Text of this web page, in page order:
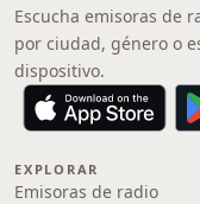
Escucha emisoras de
por ciudad, género o
dispositivo.
EXPLORAR
Emisoras de radio